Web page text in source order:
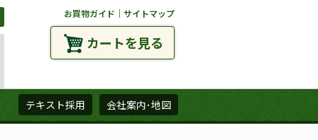
お買物ガイド ｜ サイトマップ
カートを見る
テキスト採用 会社案内･地図